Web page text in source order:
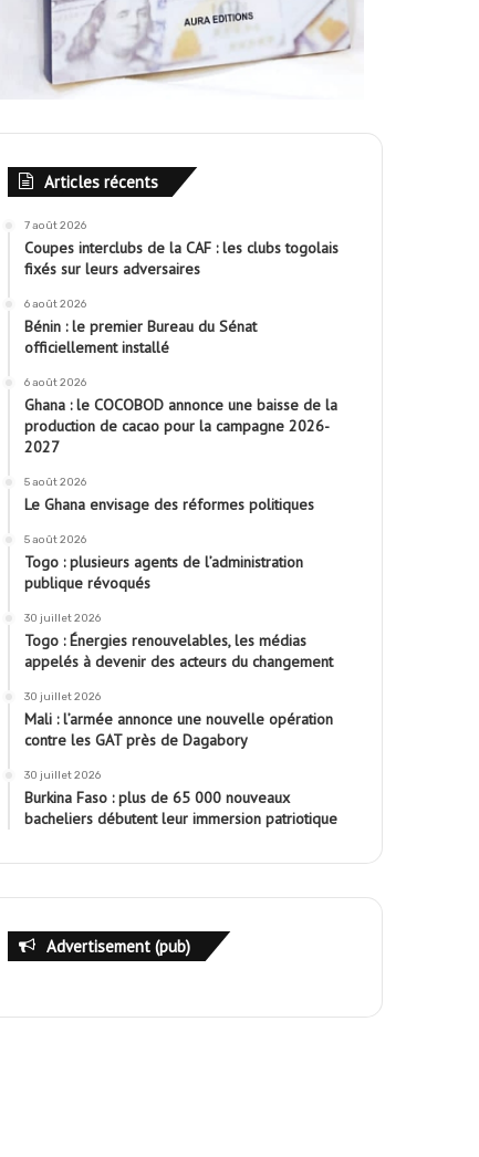
Articles récents
7 août 2026
Coupes interclubs de la CAF : les clubs togolais
fixés sur leurs adversaires
6 août 2026
Bénin : le premier Bureau du Sénat
officiellement installé
6 août 2026
Ghana : le COCOBOD annonce une baisse de la
production de cacao pour la campagne 2026-
2027
5 août 2026
Le Ghana envisage des réformes politiques
5 août 2026
Togo : plusieurs agents de l’administration
publique révoqués
30 juillet 2026
Togo : Énergies renouvelables, les médias
appelés à devenir des acteurs du changement
30 juillet 2026
Mali : l’armée annonce une nouvelle opération
contre les GAT près de Dagabory
30 juillet 2026
Burkina Faso : plus de 65 000 nouveaux
bacheliers débutent leur immersion patriotique
Advertisement (pub)